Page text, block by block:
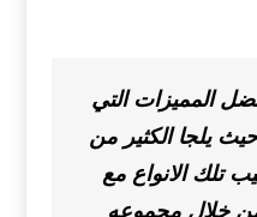
المميزات التي
يلجا الكثير من
تلك الانواع مع
خلال مجموعه